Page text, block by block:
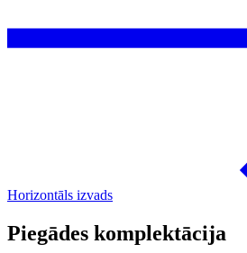
Horizontāls izvads
Piegādes komplektācija